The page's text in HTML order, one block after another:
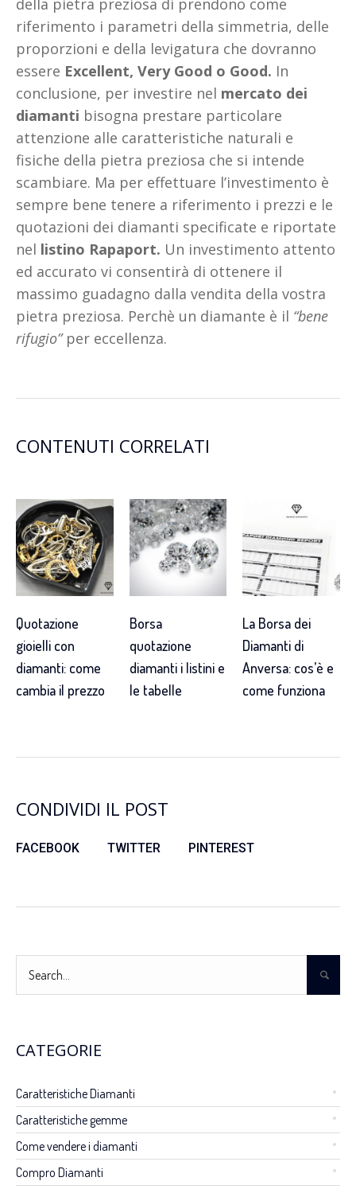
riferimento i parametri della simmetria, delle
proporzioni e della levigatura che dovranno
essere Excellent, Very Good o Good. In
conclusione, per investire nel mercato dei
diamanti bisogna prestare particolare
attenzione alle caratteristiche naturali e
fisiche della pietra preziosa che si intende
scambiare. Ma per effettuare l’investimento è
sempre bene tenere a riferimento i prezzi e le
quotazioni dei diamanti specificate e riportate
nel listino Rapaport. Un investimento attento
ed accurato vi consentirà di ottenere il
massimo guadagno dalla vendita della vostra
pietra preziosa. Perchè un diamante è il “bene
rifugio”per eccellenza.
CONTENUTI CORRELATI
Quotazione
gioielli con
diamanti: come
cambia il prezzo
Borsa
quotazione
diamanti i listini e
le tabelle
La Borsa dei
Diamanti di
Anversa: cos’è e
come funziona
CONDIVIDI IL POST
FACEBOOK TWITTER PINTEREST
CATEGORIE
Caratteristiche Diamanti
Caratteristiche gemme
Come vendere i diamanti
Compro Diamanti